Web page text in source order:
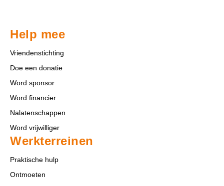
Help mee
Vriendenstichting
Doe een donatie
Word sponsor
Word financier
Nalatenschappen
Word vrijwilliger
Werkterreinen
Praktische hulp
Ontmoeten